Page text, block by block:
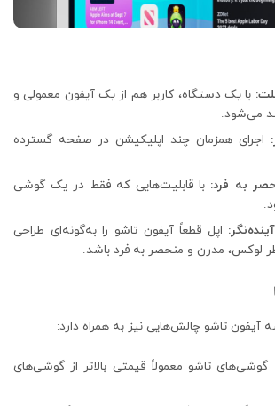
با یک دستگاه، کاربر هم از یک آیفون معمولی و
می‌شود.
اجرای همزمان چند اپلیکیشن در صفحه گسترده
به فرد: با قابلیت‌هایی که فقط در یک گوشی
اپل قطعاً آیفون تاشو را به‌گونه‌ای طراحی
لوکس، مدرن و منحصر به فرد باشد.
آیفون تاشو چالش‌هایی نیز به همراه دارد:
گوشی‌های تاشو معمولاً قیمتی بالاتر از گوشی‌های